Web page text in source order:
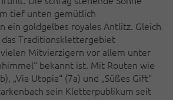
tief unten gemütlich
ein goldgelbes royales Antlitz. Gleich
Traditionsklettergebiet
vielen Mitvierzigern vor allem unter
bekannt ist. Mit Routen wie
„Via Utopia“ (7a) und „Süßes Gift“
sein Kletterpublikum seit